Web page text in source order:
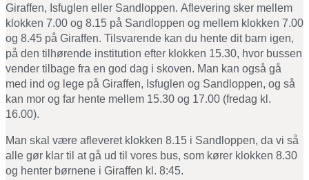
Giraffen, Isfuglen eller Sandloppen. Aflevering sker mellem
klokken 7.00 og 8.15 på Sandloppen og mellem klokken 7.00
og 8.45 på Giraffen. Tilsvarende kan du hente dit barn igen,
på den tilhørende institution efter klokken 15.30, hvor bussen
vender tilbage fra en god dag i skoven. Man kan også gå
med ind og lege på Giraffen, Isfuglen og Sandloppen, og så
kan mor og far hente mellem 15.30 og 17.00 (fredag kl.
16.00).
Man skal være afleveret klokken 8.15 i Sandloppen, da vi så
alle gør klar til at gå ud til vores bus, som kører klokken 8.30
og henter børnene i Giraffen kl. 8:45.